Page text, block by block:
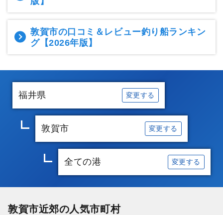
敦賀市の口コミ＆レビュー釣り船ランキン
グ【2026年版】
福井県 変更する
敦賀市 変更する
全ての港 変更する
敦賀市近郊の人気市町村